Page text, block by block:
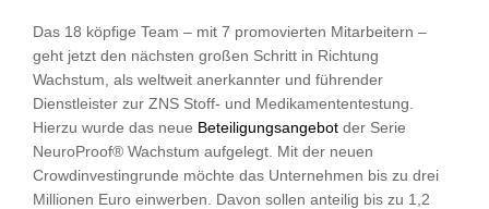
Das 18 köpfige Team – mit 7 promovierten Mitarbeitern –
geht jetzt den nächsten großen Schritt in Richtung
Wachstum, als weltweit anerkannter und führender
Dienstleister zur ZNS Stoff- und Medikamententestung.
Hierzu wurde das neue Beteiligungsangebot der Serie
NeuroProof® Wachstum aufgelegt. Mit der neuen
Crowdinvestingrunde möchte das Unternehmen bis zu drei
Millionen Euro einwerben. Davon sollen anteilig bis zu 1,2